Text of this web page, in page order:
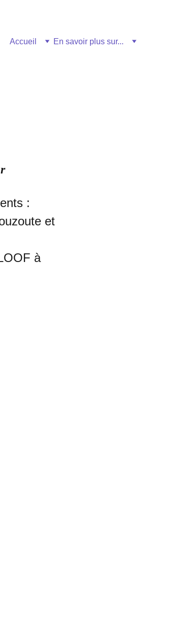
Accueil En savoir plus sur...
:
et
à